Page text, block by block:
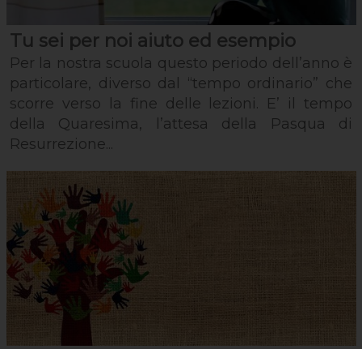
Tu sei per noi aiuto ed esempio
Per la nostra scuola questo periodo dell’anno è
particolare, diverso dal “tempo ordinario” che
scorre verso la fine delle lezioni. E’ il tempo
della Quaresima, l’attesa della Pasqua di
Resurrezione...